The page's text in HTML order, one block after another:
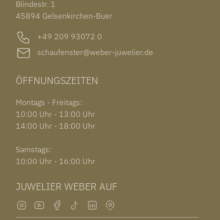
GARMIN VENU 3S
Blindestr. 1
45894 Gelsenkirchen-Buer
+49 209 93072 0
schaufenster@weber-juwelier.de
ÖFFNUNGSZEITEN
Montags - Freitags:
10:00 Uhr - 13:00 Uhr
14:00 Uhr - 18:00 Uhr
Samstags:
10:00 Uhr - 16:00 Uhr
JUWELIER WEBER AUF